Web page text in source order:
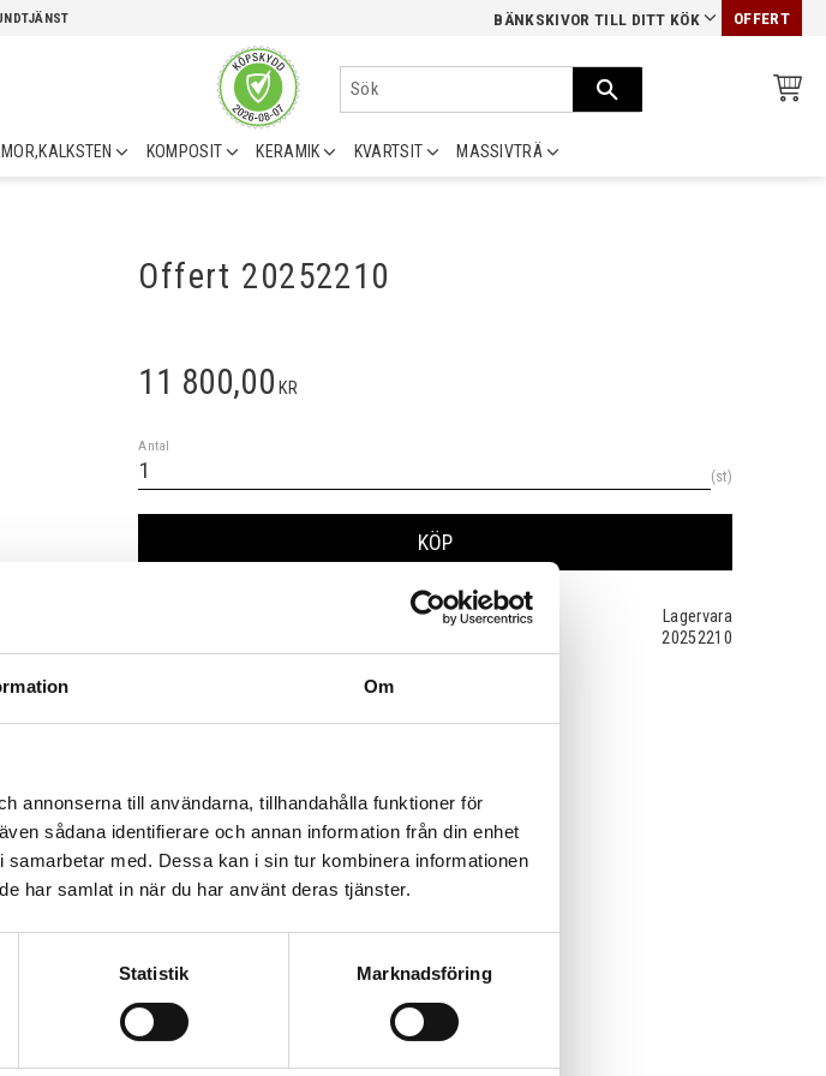
Om
annonserna till användarna, tillhandahålla funktioner för
sådana identifierare och annan information från din enhet
med. Dessa kan i sin tur kombinera informationen
har samlat in när du har använt deras tjänster.
Statistik Marknadsföring
BÄNKSKIVOR TILL DITT KÖK OFFERT
KOMPOSIT KERAMIK KVARTSIT MASSIVTRÄ
Offert 20252210
11 800,00 KR
Antal
st
KÖP
Lagervara
20252210